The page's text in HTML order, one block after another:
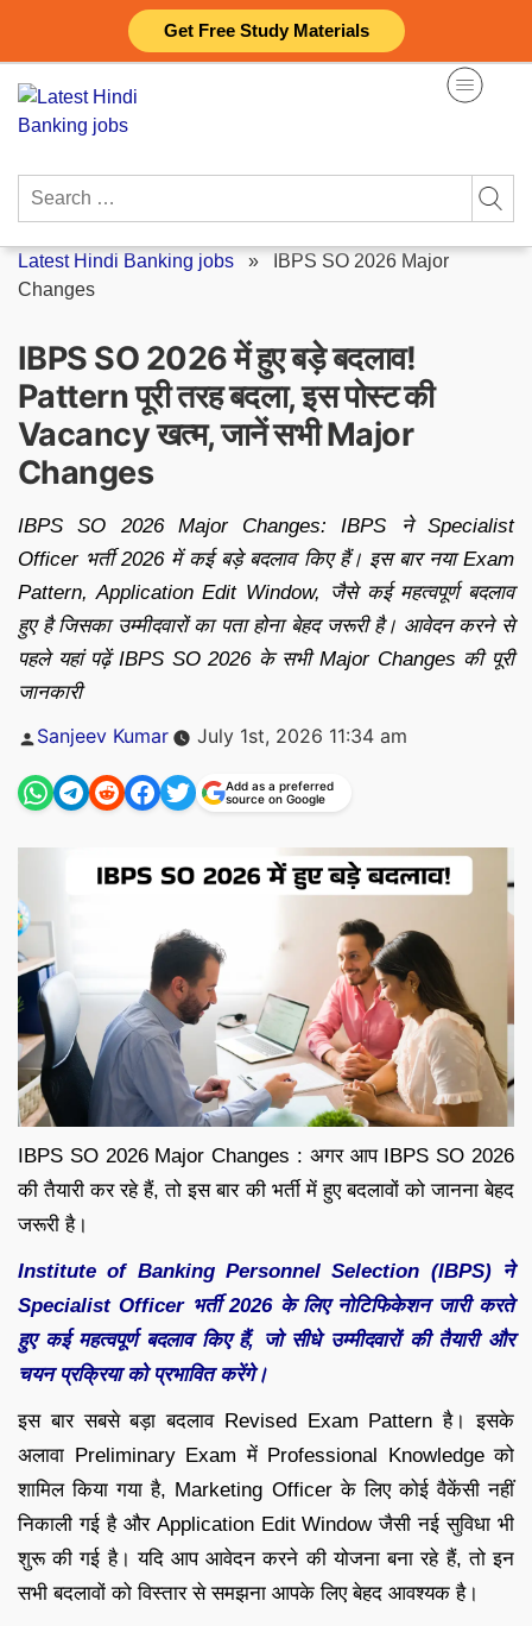
Get Free Study Materials
content
Search
Latest Hindi Banking jobs »
IBPS SO 2026 Major
Changes
IBPS SO 2026 में हुए बड़े बदलाव!
Pattern पूरी तरह बदला, इस पोस्ट की
Vacancy खत्म, जानें सभी Major
Changes
IBPS SO 2026 Major Changes: IBPS ने Specialist
Officer भर्ती 2026 में कई बड़े बदलाव किए हैं। इस बार नया Exam
Pattern, Application Edit Window, जैसे कई महत्वपूर्ण बदलाव
हुए है जिसका उम्मीदवारों का पता होना बेहद जरूरी है। आवेदन करने से
पहले यहां पढ़ें IBPS SO 2026 के सभी Major Changes की पूरी
जानकारी
Posted
Sanjeev Kumar July 1st, 2026 11:34 am
Add as a preferred
source on Google
IBPS SO 2026 Major Changes : अगर आप IBPS SO 2026
की तैयारी कर रहे हैं, तो इस बार की भर्ती में हुए बदलावों को जानना बेहद
जरूरी है।
Institute of Banking Personnel Selection (IBPS) ने
Specialist Officer भर्ती 2026 के लिए नोटिफिकेशन जारी करते
हुए कई महत्वपूर्ण बदलाव किए हैं, जो सीधे उम्मीदवारों की तैयारी और
चयन प्रक्रिया को प्रभावित करेंगे।
इस बार सबसे बड़ा बदलाव Revised Exam Pattern है। इसके
अलावा Preliminary Exam में Professional Knowledge को
शामिल किया गया है, Marketing Officer के लिए कोई वैकेंसी नहीं
निकाली गई है और Application Edit Window जैसी नई सुविधा भी
शुरू की गई है। यदि आप आवेदन करने की योजना बना रहे हैं, तो इन
सभी बदलावों को विस्तार से समझना आपके लिए बेहद आवश्यक है।